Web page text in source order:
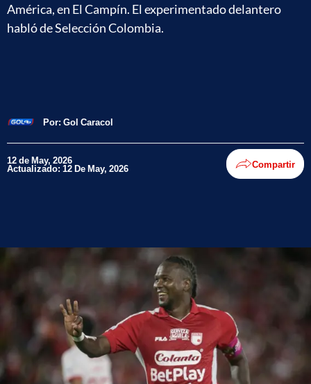
América, en El Campín. El experimentado delantero
habló de Selección Colombia.
Por: Gol Caracol
12 de May, 2026
Actualizado: 12 De May, 2026 Compartir